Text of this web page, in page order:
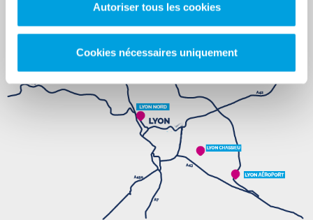
Autoriser tous les cookies
Cookies nécessaires uniquement
Aéroport se trouve au dans la ZA les Blaches